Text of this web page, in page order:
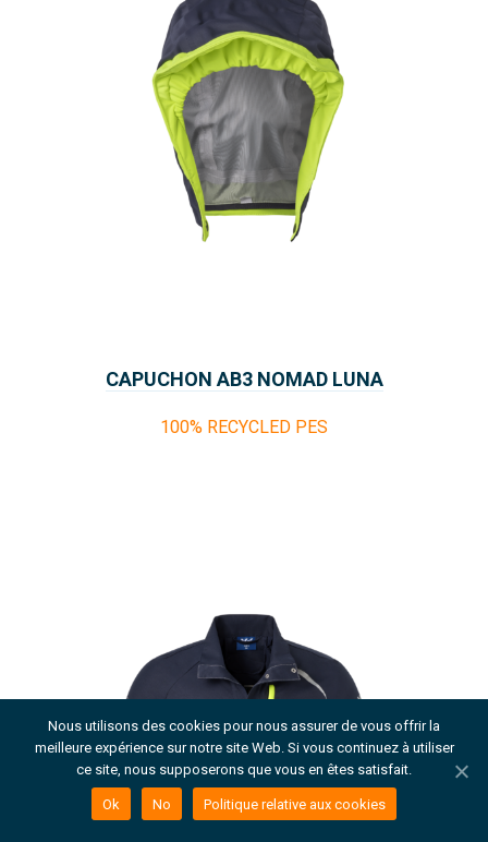
CAPUCHON AB3 NOMAD LUNA
100% RECYCLED PES
Nous utilisons des cookies pour nous assurer de vous offrir la
meilleure expérience sur notre site Web. Si vous continuez à utiliser
ce site, nous supposerons que vous en êtes satisfait.
Ok No Politique relative aux cookies